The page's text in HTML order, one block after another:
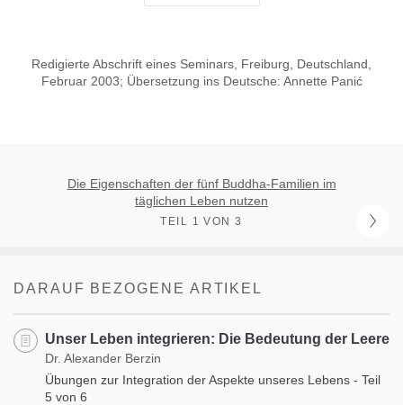
Redigierte Abschrift eines Seminars, Freiburg, Deutschland,
Februar 2003; Übersetzung ins Deutsche: Annette Panić
Die Eigenschaften der fünf Buddha-Familien im
täglichen Leben nutzen
TEIL 1 VON 3
DARAUF BEZOGENE ARTIKEL
Unser Leben integrieren: Die Bedeutung der Leere
Dr. Alexander Berzin
Übungen zur Integration der Aspekte unseres Lebens - Teil
5 von 6